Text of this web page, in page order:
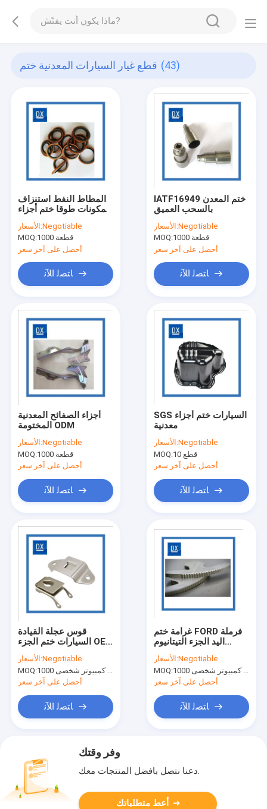
قطع غيار السيارات المعدنية ختم (43)
المطاط النفط استنزاف
المكونات طوقا ختم أجزاء
السيارات المعدنية
الأسعار:Negotiable
MOQ:
1000 قطعة
أحصل على آخر سعر
ﺎﺘﺼﻟ ﺍﻶﻧ
IATF16949 ختم المعدن
بالسحب العميق
الأسعار:Negotiable
MOQ:
1000 قطعة
أحصل على آخر سعر
ﺎﺘﺼﻟ ﺍﻶﻧ
أجزاء الصفائح المعدنية
المختومة ODM
الأسعار:Negotiable
MOQ:
1000 قطعة
أحصل على آخر سعر
ﺎﺘﺼﻟ ﺍﻶﻧ
SGS السيارات ختم أجزاء
معدنية
الأسعار:Negotiable
MOQ:
10 قطع
أحصل على آخر سعر
ﺎﺘﺼﻟ ﺍﻶﻧ
قوس عجلة القيادة
السيارات ختم الجزء OEM
ODM
الأسعار:Negotiable
MOQ:
جهاز كمبيوتر شخصى 1000
أحصل على آخر سعر
ﺎﺘﺼﻟ ﺍﻶﻧ
غرامة ختم FORD فرملة
اليد الجزء التيتانيوم
النحاس
الأسعار:Negotiable
MOQ:
جهاز كمبيوتر شخصى 1000
أحصل على آخر سعر
ﺎﺘﺼﻟ ﺍﻶﻧ
وفر وقتك
دعنا نتصل بأفضل المنتجات معك.
أعط متطلباتك